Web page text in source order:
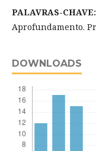
PALAVRAS-CHAVE:
Aprofundamento.
DOWNLOADS